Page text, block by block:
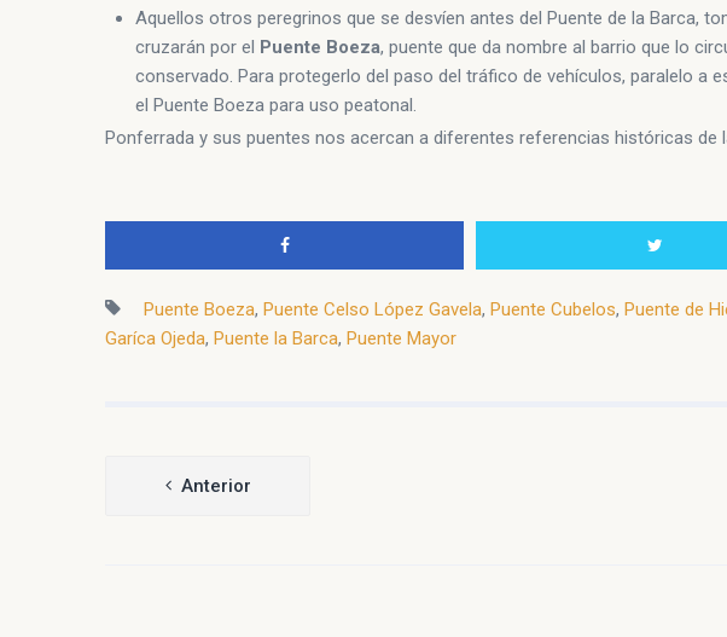
Aquellos otros peregrinos que se desvíen antes del Puente de la Barca,
cruzarán por el Puente Boeza, puente que da nombre al barrio que lo
conservado. Para protegerlo del paso del tráfico de vehículos, paralelo a
el Puente Boeza para uso peatonal.
Ponferrada y sus puentes nos acercan a diferentes referencias históricas de
Puente Boeza, Puente Celso López Gavela, Puente Cubelos, Puente de
Garíca Ojeda, Puente la Barca, Puente Mayor
Navegación
Anterior